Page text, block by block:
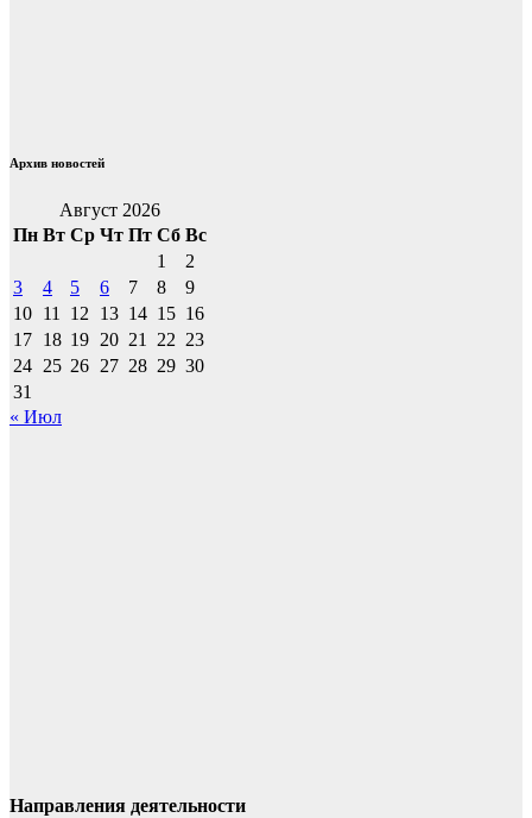
Архив новостей
Август 2026
Пн Вт Ср Чт Пт Сб Вс
1
2
3
4 5 6 7 8
9
10 11 12 13 14 15 16
17 18 19 20 21 22 23
24 25 26 27 28 29 30
31
« Июл
Направления деятельности